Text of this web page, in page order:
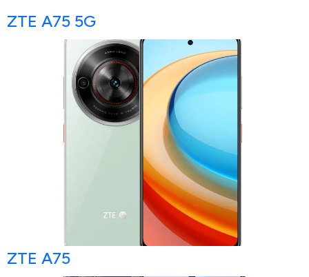
ZTE A75 5G
ZTE A75